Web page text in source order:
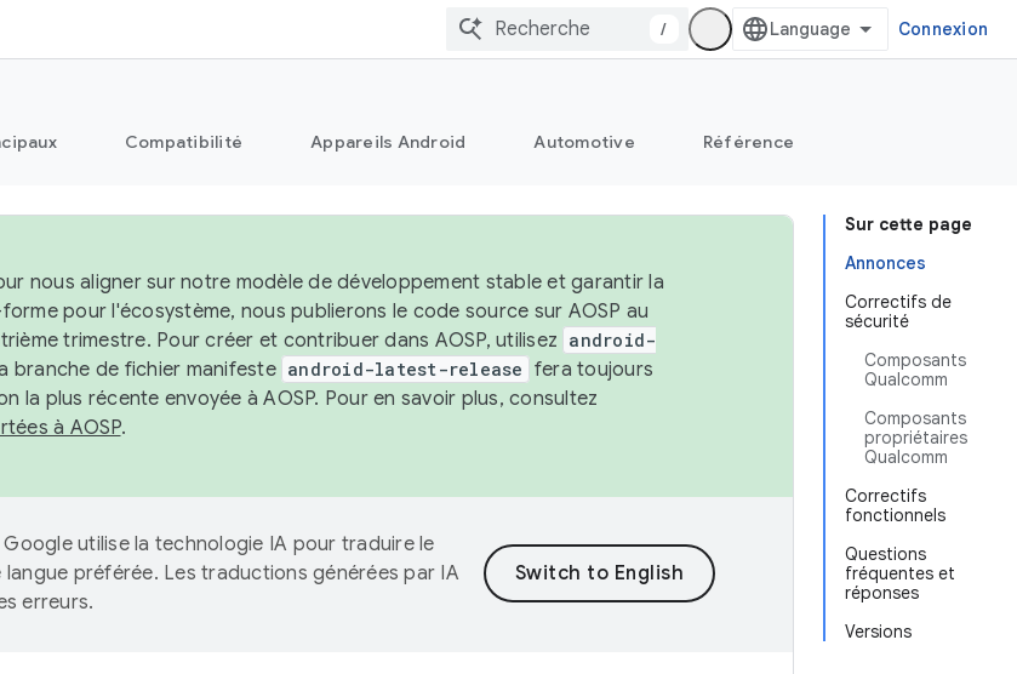
/ Connexion
Compatibilité Appareils Android Automotive Référence
Sur cette page
Annonces
Correctifs de
sécurité
Composants
Qualcomm
Composants
propriétaires
Qualcomm
Correctifs
fonctionnels
Questions
fréquentes et
réponses
Versions
nous aligner sur notre modèle de développement stable et garantir la
pour l'écosystème, nous publierons le code source sur AOSP au
trimestre. Pour créer et contribuer dans AOSP, utilisez android-
branche de fichier manifeste android-latest-release fera toujours
la plus récente envoyée à AOSP. Pour en savoir plus, consultez
à AOSP.
Google utilise la technologie IA pour traduire le
préférée. Les traductions générées par IA
erreurs.